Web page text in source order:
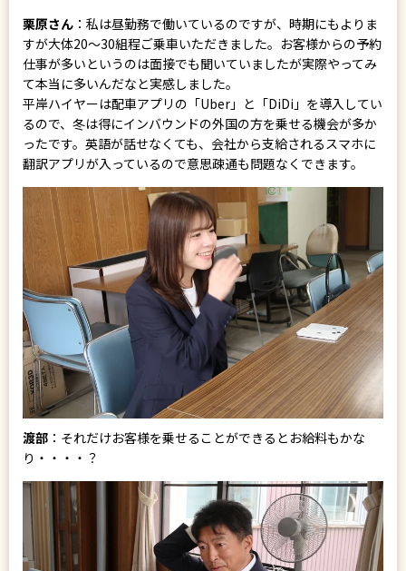
栗原さん ：私は昼勤務で働いているのですが、時期にもよりま
すが大体20～30組程ご乗車いただきました。お客様からの予約
仕事が多いというのは面接でも聞いていましたが実際やってみ
て本当に多いんだなと実感しました。
平岸ハイヤーは配車アプリの「Uber」と「DiDi」を導入してい
るので、冬は得にインバウンドの外国の方を乗せる機会が多か
ったです。英語が話せなくても、会社から支給されるスマホに
翻訳アプリが入っているので意思疎通も問題なくできます。
渡部 ：それだけお客様を乗せることができるとお給料もかな
り・・・・？